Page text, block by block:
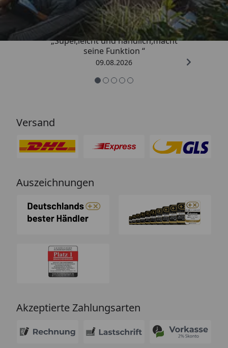
4,81/ 5
„Super,leicht und handlich,macht
seine Funktion “
09.08.2026
Versand
Auszeichnungen
Akzeptierte Zahlungsarten